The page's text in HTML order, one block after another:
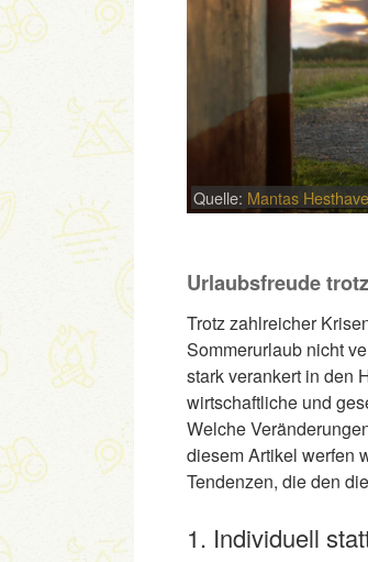
Quelle: Mantas
Urlaubsfreude
Trotz zahlreicher
Sommerurlaub nicht
stark verankert in den
wirtschaftliche und
Welche
diesem Artikel werfen
Tendenzen, die den
1. Individuell